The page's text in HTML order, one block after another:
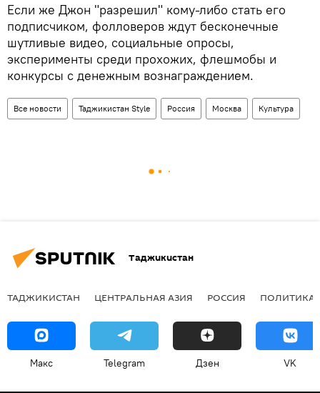
Если же Джон "разрешил" кому-либо стать его
подписчиком, фолловеров ждут бесконечные
шутливые видео, социальные опросы,
эксперименты среди прохожих, флешмобы и
конкурсы с денежным вознаграждением.
Все новости Таджикистан Style Россия Москва Культура
Таджикистан
ТАДЖИКИСТАН ЦЕНТРАЛЬНАЯ АЗИЯ РОССИЯ ПОЛИТИКА
Макс Telegram Дзен VK